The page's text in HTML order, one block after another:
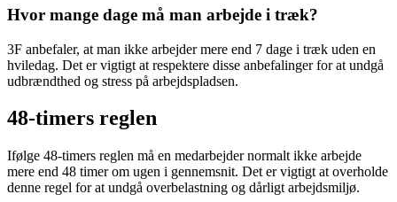
Hvor mange dage må man arbejde i træk?
3F anbefaler, at man ikke arbejder mere end 7 dage i træk uden en
hviledag. Det er vigtigt at respektere disse anbefalinger for at undgå
udbrændthed og stress på arbejdspladsen.
48-timers reglen
Ifølge 48-timers reglen må en medarbejder normalt ikke arbejde
mere end 48 timer om ugen i gennemsnit. Det er vigtigt at overholde
denne regel for at undgå overbelastning og dårligt arbejdsmiljø.